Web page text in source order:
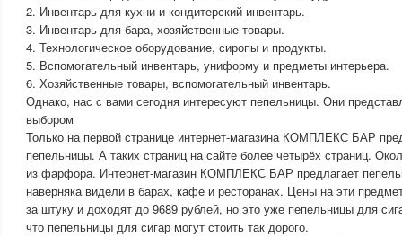
2. Инвентарь для кухни и кондитерский инвентарь.
3. Инвентарь для бара, хозяйственные товары.
4. Технологическое оборудование, сиропы и продукты.
5. Вспомогательный инвентарь, униформу и предметы интерьера.
6. Хозяйственные товары, вспомогательный инвентарь.
Однако, нас с вами сегодня интересуют пепельницы. Они
выбором
Только на первой странице интернет-магазина КОМПЛЕКС БАР
пепельницы. А таких страниц на сайте более четырёх страниц.
из фарфора. Интернет-магазин КОМПЛЕКС БАР предлагает
наверняка видели в барах, кафе и ресторанах. Цены на эти
за штуку и доходят до 9689 рублей, но это уже пепельницы для
что пепельницы для сигар могут стоить так дорого.